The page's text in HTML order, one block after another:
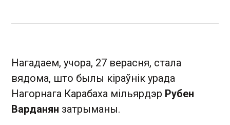
Нагадаем, учора, 27 верасня, стала
вядома, што былы кіраўнік урада
Нагорнага Карабаха мільярдэр Рубен
Варданян затрыманы.